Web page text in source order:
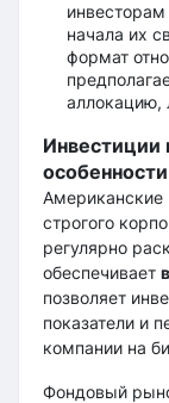
начала их
формат
аллокацию,
Инвестиции
особенности
Американские
строгого
регулярно
обеспечивает
позволяет
показатели и
компании на
Фондовый